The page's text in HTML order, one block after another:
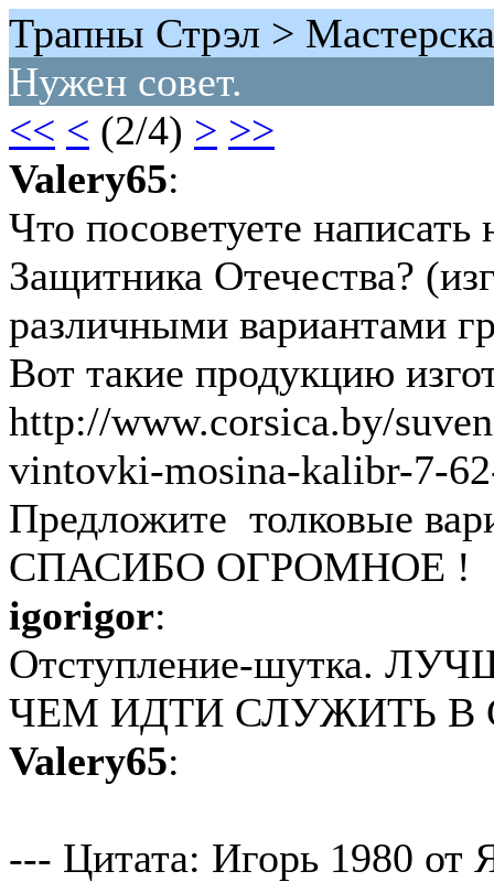
Трапны Стрэл >
Нужен совет.
<< < (2/4) > >>
Valery65:
Что посоветуете
Защитника Отечества?
различными вариантами
Вот такие продукцию
http://www.corsica.by/
vintovki-mosina-kalibr-7-
Предложите толковые
СПАСИБО ОГРОМНОЕ !
igorigor:
Отступление-шутка.
ЧЕМ ИДТИ СЛУЖИТЬ В
Valery65:
--- Цитата: Игорь 1980 от